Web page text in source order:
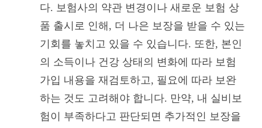
다. 보험사의 약관 변경이나 새로운 보험 상
품 출시로 인해, 더 나은 보장을 받을 수 있는
기회를 놓치고 있을 수 있습니다. 또한, 본인
의 소득이나 건강 상태의 변화에 따라 보험
가입 내용을 재검토하고, 필요에 따라 보완
하는 것도 고려해야 합니다. 만약, 내 실비보
험이 부족하다고 판단되면 추가적인 보장을